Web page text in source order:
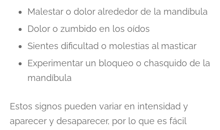
Malestar o dolor alrededor de la mandíbula
Dolor o zumbido en los oídos
Sientes dificultad o molestias al masticar
Experimentar un bloqueo o chasquido de la
mandíbula
Estos signos pueden variar en intensidad y
aparecer y desaparecer, por lo que es fácil